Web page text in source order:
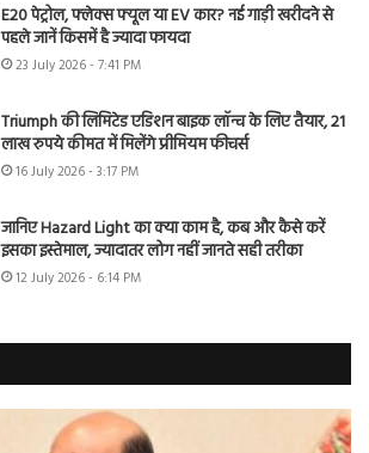
E20 पेट्रोल, फ्लेक्स फ्यूल या EV कार? नई गाड़ी खरीदने से
पहले जानें किसमें है ज्यादा फायदा
23 July 2026 - 7:41 PM
Triumph की लिमिटेड एडिशन बाइक लॉन्च के लिए तैयार, 21
लाख रुपये कीमत में मिलेंगे प्रीमियम फीचर्स
16 July 2026 - 3:17 PM
जानिए Hazard Light का क्या काम है, कब और कैसे करें
इसका इस्तेमाल, ज्यादातर लोग नहीं जानते सही तरीका
12 July 2026 - 6:14 PM